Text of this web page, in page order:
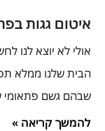
איטום גגות
אולי לא יוצא לנו
הבית שלנו ממלא
שבהם גשם פתאומי
להמשך קריאה »